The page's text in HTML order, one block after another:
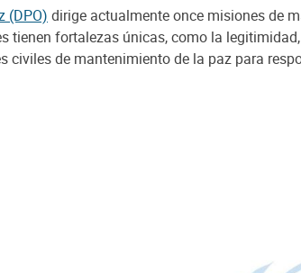
(DPO) dirige actualmente once misiones de
tienen fortalezas únicas, como la
de mantenimiento de la paz para